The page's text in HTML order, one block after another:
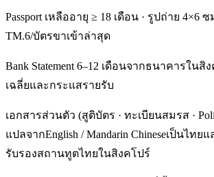
Passport เหลืออายุ ≥ 18 เดือน · รูปถ่าย 4×6
TM.6/บัตรขาเข้าล่าสุด
Bank Statement 6–12 เดือนจากธนาคารในสิ
เฉลี่ยและกระแสรายรับ
เอกสารส่วนตัว (สูติบัตร · ทะเบียนสมรส ·
แปลจากEnglish / Mandarin Chineseเป็นไทย
รับรองสถานทูตไทยในสิงคโปร์